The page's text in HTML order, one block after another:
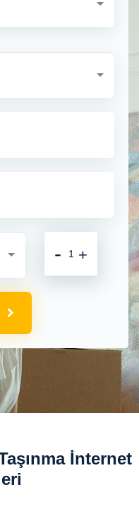
+
-
İnternet